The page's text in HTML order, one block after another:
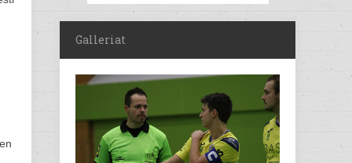
Galleriat